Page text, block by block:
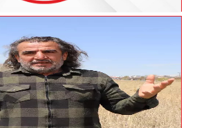
Tehlikesi Altındaki Çizgili
Vurulmuş Olarak Bulundu